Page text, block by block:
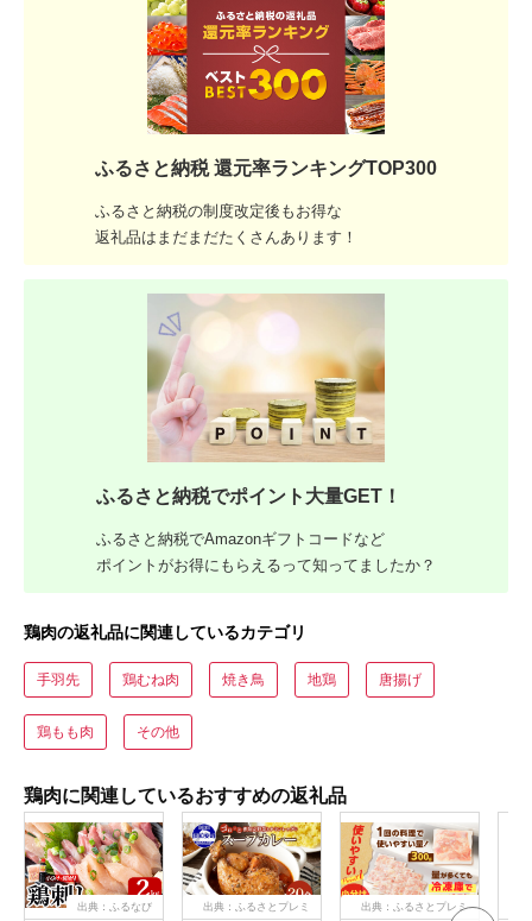
ふるさと納税 還元率ランキングTOP300
ふるさと納税の制度改定後もお得な
返礼品はまだまだたくさんあります！
ふるさと納税でポイント大量GET！
ふるさと納税でAmazonギフトコードなど
ポイントがお得にもらえるって知ってましたか？
鶏肉の返礼品に関連しているカテゴリ
手羽先 鶏むね肉 焼き鳥 地鶏 唐揚げ
鶏もも肉 その他
鶏肉に関連しているおすすめの返礼品
出典：ふるなび
出典：ふるさとプレミ
出典：ふるさとプレミ